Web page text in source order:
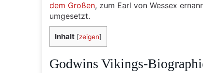
dem Großen, zum Earl von Wessex
umgesetzt.
Inhalt [zeigen]
Godwins Vikings-